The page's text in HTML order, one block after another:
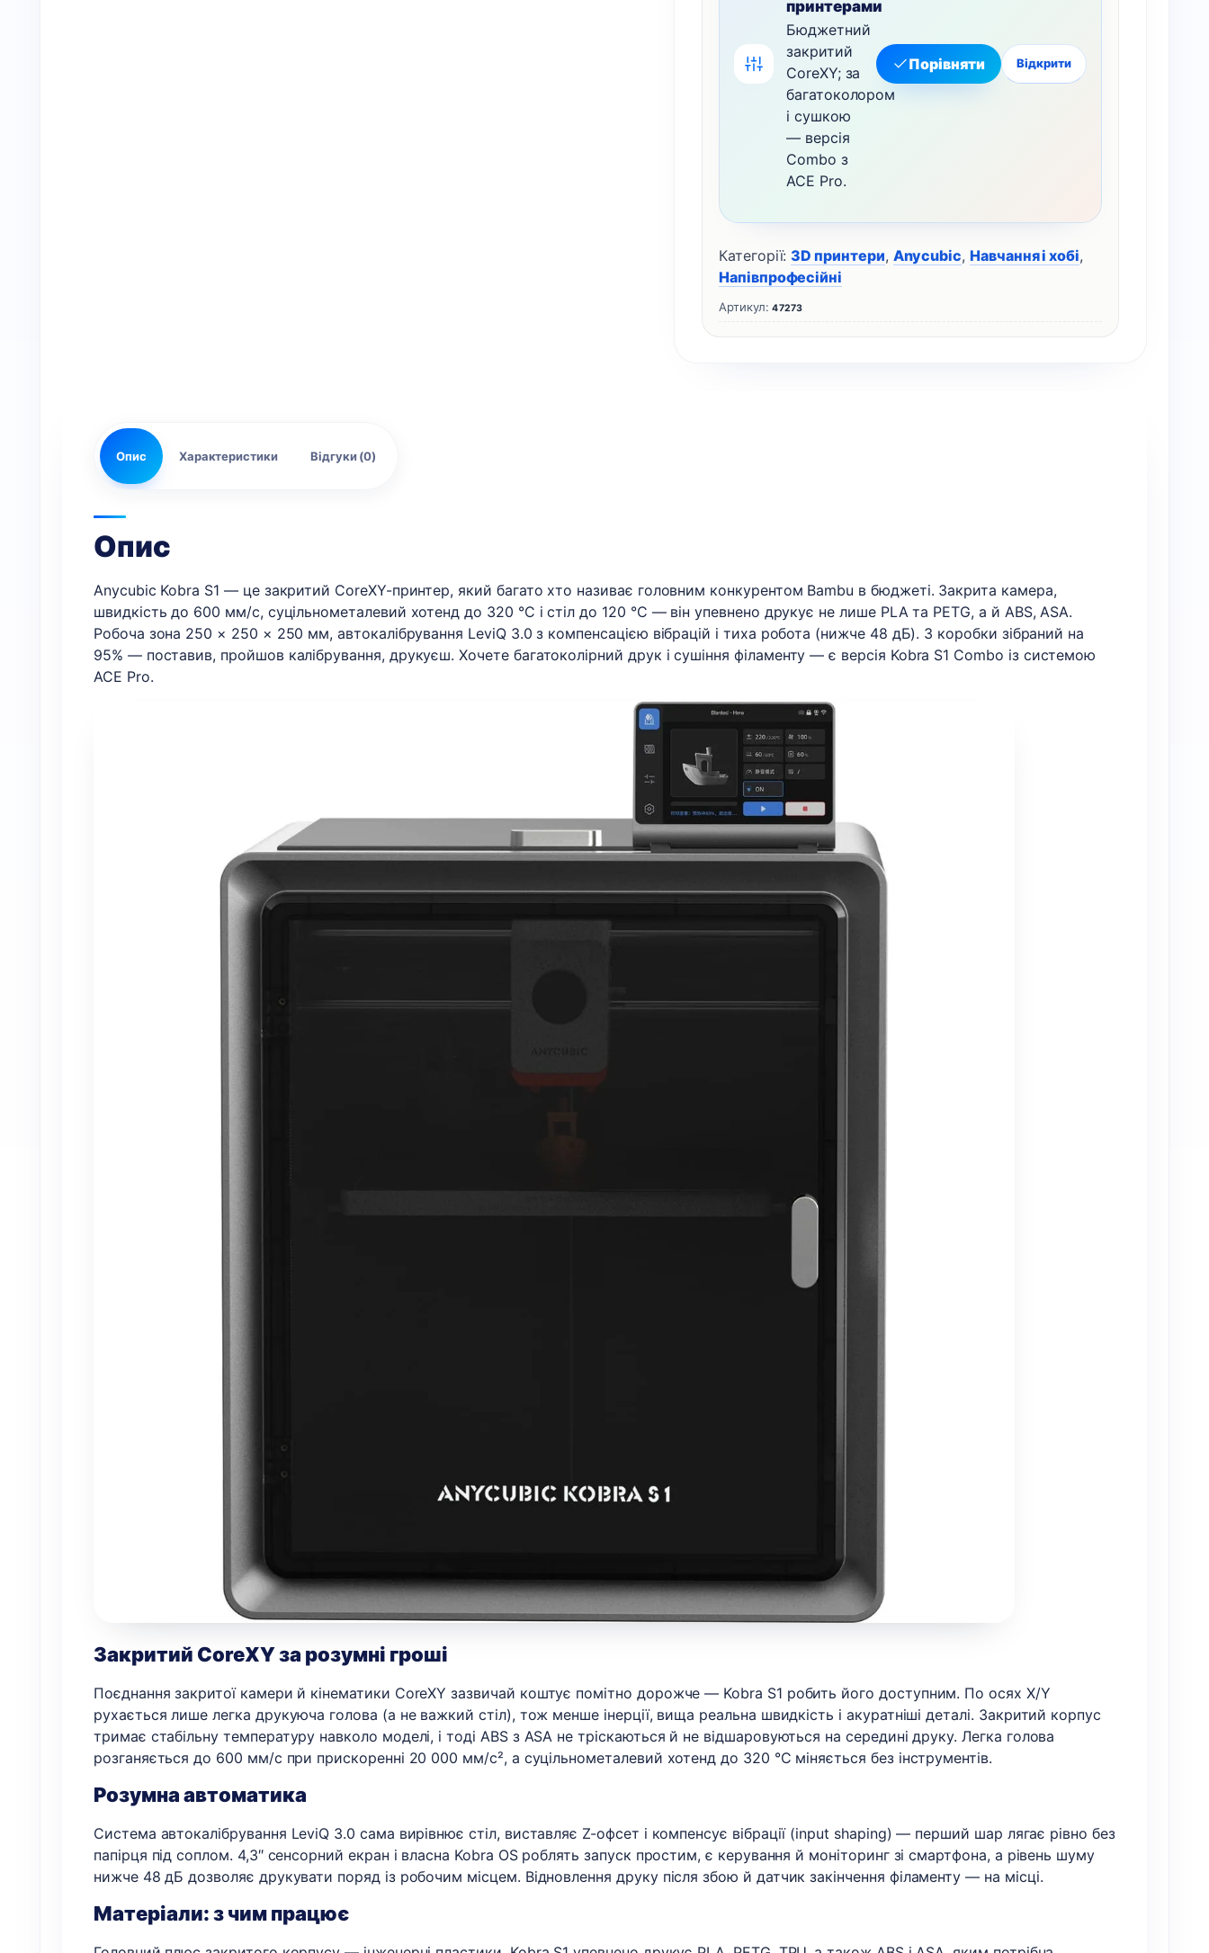
принтерами
Бюджетний
закритий
CoreXY; за
багатоколором
і сушкою
— версія
Combo з
ACE Pro.
Порівняти Відкрити
Артикул:47273
Категорії: 3D принтери, Anycubic, Навчання і хобі,
Напівпрофесійні
Опис Характеристики Відгуки (0)
Опис
Anycubic Kobra S1 — це закритий CoreXY-принтер, який багато хто називає головним конкурентом Bambu в бюджеті. Закрита камера,
швидкість до 600 мм/с, суцільнометалевий хотенд до 320 °C і стіл до 120 °C — він упевнено друкує не лише PLA та PETG, а й ABS, ASA.
Робоча зона 250 × 250 × 250 мм, автокалібрування LeviQ 3.0 з компенсацією вібрацій і тиха робота (нижче 48 дБ). З коробки зібраний на
95% — поставив, пройшов калібрування, друкуєш. Хочете багатоколірний друк і сушіння філаменту — є версія Kobra S1 Combo із системою
ACE Pro.
Закритий CoreXY за розумні гроші
Поєднання закритої камери й кінематики CoreXY зазвичай коштує помітно дорожче — Kobra S1 робить його доступним. По осях X/Y
рухається лише легка друкуюча голова (а не важкий стіл), тож менше інерції, вища реальна швидкість і акуратніші деталі. Закритий корпус
тримає стабільну температуру навколо моделі, і тоді ABS з ASA не тріскаються й не відшаровуються на середині друку. Легка голова
розганяється до 600 мм/с при прискоренні 20 000 мм/с², а суцільнометалевий хотенд до 320 °C міняється без інструментів.
Розумна автоматика
Система автокалібрування LeviQ 3.0 сама вирівнює стіл, виставляє Z-офсет і компенсує вібрації (input shaping) — перший шар лягає рівно без
папірця під соплом. 4,3″ сенсорний екран і власна Kobra OS роблять запуск простим, є керування й моніторинг зі смартфона, а рівень шуму
нижче 48 дБ дозволяє друкувати поряд із робочим місцем. Відновлення друку після збою й датчик закінчення філаменту — на місці.
Матеріали: з чим працює